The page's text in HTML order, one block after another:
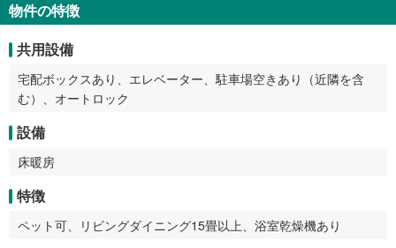
物件の特徴
共用設備
宅配ボックスあり、エレベーター、駐車場空きあり（近隣を含
む）、オートロック
設備
床暖房
特徴
ペット可、リビングダイニング15畳以上、浴室乾燥機あり